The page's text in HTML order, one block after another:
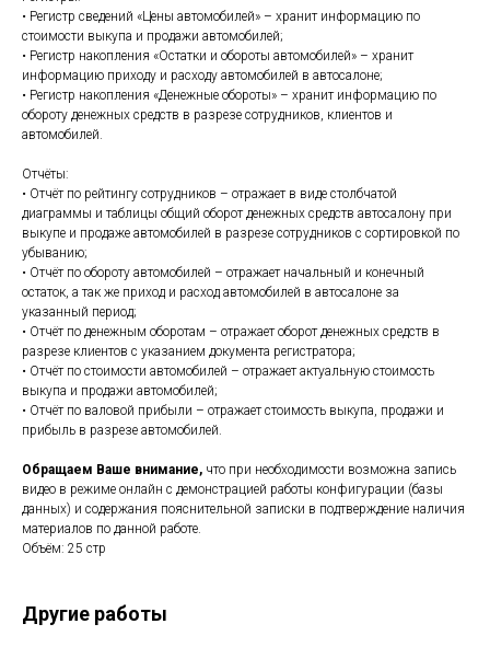
• Регистр сведений «Цены автомобилей» – хранит информацию по
стоимости выкупа и продажи автомобилей;
• Регистр накопления «Остатки и обороты автомобилей» – хранит
информацию приходу и расходу автомобилей в автосалоне;
• Регистр накопления «Денежные обороты» – хранит информацию по
обороту денежных средств в разрезе сотрудников, клиентов и
автомобилей.
Отчёты:
• Отчёт по рейтингу сотрудников – отражает в виде столбчатой
диаграммы и таблицы общий оборот денежных средств автосалону при
выкупе и продаже автомобилей в разрезе сотрудников с сортировкой по
убыванию;
• Отчёт по обороту автомобилей – отражает начальный и конечный
остаток, а так же приход и расход автомобилей в автосалоне за
указанный период;
• Отчёт по денежным оборотам – отражает оборот денежных средств в
разрезе клиентов с указанием документа регистратора;
• Отчёт по стоимости автомобилей – отражает актуальную стоимость
выкупа и продажи автомобилей;
• Отчёт по валовой прибыли – отражает стоимость выкупа, продажи и
прибыль в разрезе автомобилей.
Обращаем Ваше внимание, что при необходимости возможна запись
видео в режиме онлайн с демонстрацией работы конфигурации (базы
данных) и содержания пояснительной записки в подтверждение наличия
материалов по данной работе.
Объём: 25 стр
Другие работы